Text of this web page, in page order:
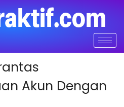
Akun Dengan